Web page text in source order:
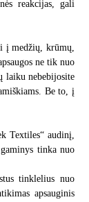
reakcijas, gali
į medžių, krūmų,
ne tik nuo
laiku nebebijosite
Be to, į
Textiles“ audinį,
tinka nuo
tinklelius nuo
apsauginis